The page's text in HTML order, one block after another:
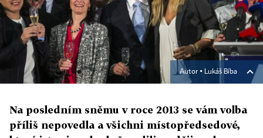
Autor ▪ Lukáš Bíba
Na posledním sněmu v roce 2013 se vám volba
příliš nepovedla a všichni místopředsedové,